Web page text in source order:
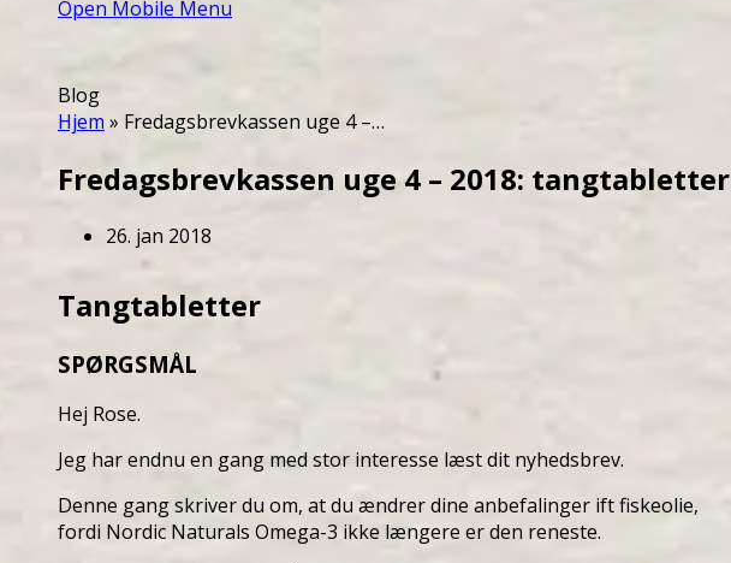
Open Mobile Menu
Blog
Hjem » Fredagsbrevkassen uge 4 –…
Fredagsbrevkassen uge 4 – 2018: tangtabletter
26. jan 2018
Tangtabletter
SPØRGSMÅL
Hej Rose.
Jeg har endnu en gang med stor interesse læst dit nyhedsbrev.
Denne gang skriver du om, at du ændrer dine anbefalinger ift fiskeolie,
fordi Nordic Naturals Omega-3 ikke længere er den reneste.